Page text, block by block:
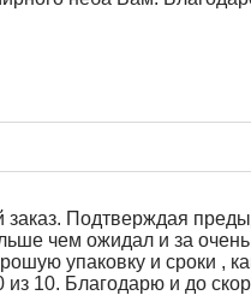
заказ. Подтверждая
чем ожидал и за
упаковку и сроки ,
10. Благодарю и до